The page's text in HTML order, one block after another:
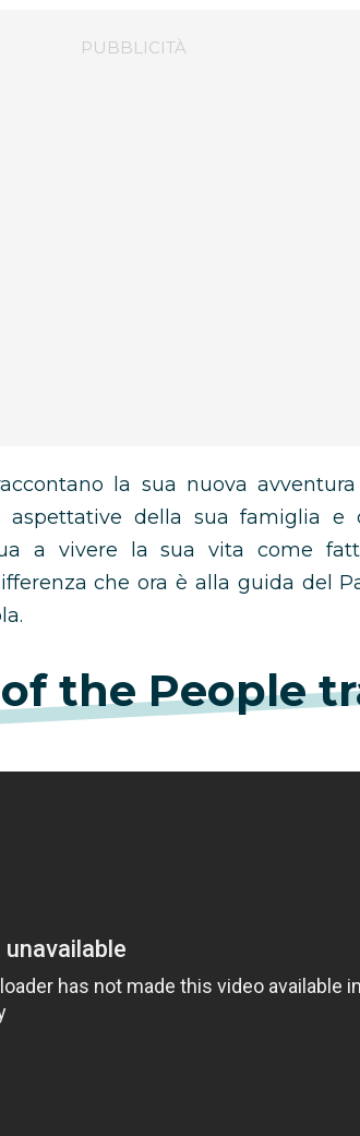
la sua nuova
aspettative della sua famiglia
a vivere la sua vita come
che ora è alla guida del
the People